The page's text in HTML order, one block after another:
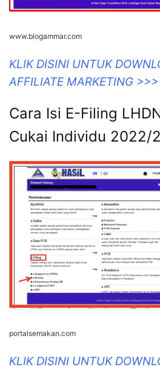
www.blogammar.com
KLIK DISINI UNTUK
AFFILIATE MARKETING >>>
Cara Isi E-Filing
Cukai Individu 2022/
portalsemakan.com
KLIK DISINI UNTUK